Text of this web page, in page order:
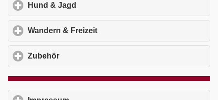
Hund & Jagd
Wandern & Freizeit
Zubehör